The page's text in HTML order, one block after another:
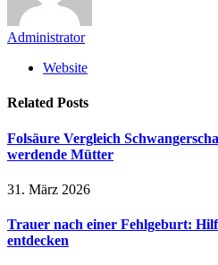
Administrator
Website
Related Posts
Folsäure Vergleich
werdende Mütter
31. März 2026
Trauer nach einer Fehlgeburt:
entdecken